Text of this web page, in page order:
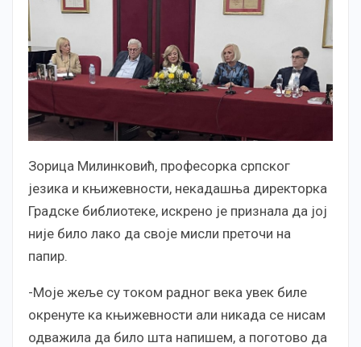
Зорица Милинковић, професорка српског
језика и књижевности, некадашња директорка
Градске библиотеке, искрено је признала да јој
није било лако да своје мисли преточи на
папир.
-Моје жеље су током радног века увек биле
окренуте ка књижевности али никада се нисам
одважила да било шта напишем, а поготово да